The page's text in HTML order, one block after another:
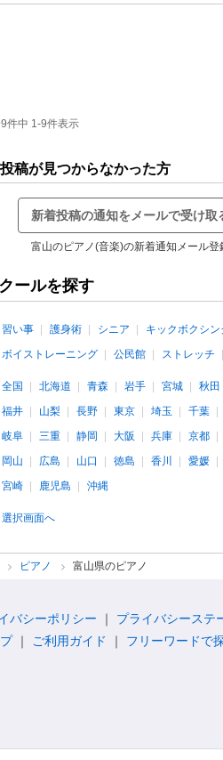
件中 1-9件表示
稿が見つからなかった方
新着投稿の通知をメールで受け取
富山のピアノ(音楽)の新着通知メール登
ールを探す
習い事 護身術 シニア キックボクシン
ボイストレーニング
公民館 ストレッチ
全国 北海道 青森 岩手 宮城 秋田
福井
山梨 長野 東京 埼玉 千葉
岐阜
三重 静岡 大阪 兵庫 京都
岡山
広島 山口 徳島 香川 愛媛
宮崎
鹿児島 沖縄
選択画面へ
ピアノ 富山県のピアノ
バシーポリシー プライバシーステ
ご利用ガイド フリーワードで